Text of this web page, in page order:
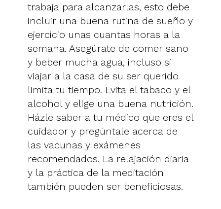
trabaja para alcanzarlas, esto debe
incluir una buena rutina de sueño y
ejercicio unas cuantas horas a la
semana. Asegúrate de comer sano
y beber mucha agua, incluso si
viajar a la casa de su ser querido
limita tu tiempo. Evita el tabaco y el
alcohol y elige una buena nutrición.
Házle saber a tu médico que eres el
cuidador y pregúntale acerca de
las vacunas y exámenes
recomendados. La relajación diaria
y la práctica de la meditación
también pueden ser beneficiosas.